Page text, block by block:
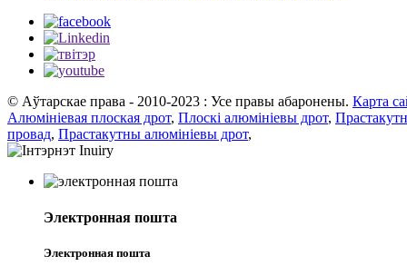
© Аўтарскае права - 2010-2023 : Усе правы абаронены. Карта
Алюмініевая плоская дрот, Плоскі алюмініевы дрот,
провад, Прастакутны алюмініевы дрот,
Электронная пошта
Электронная пошта